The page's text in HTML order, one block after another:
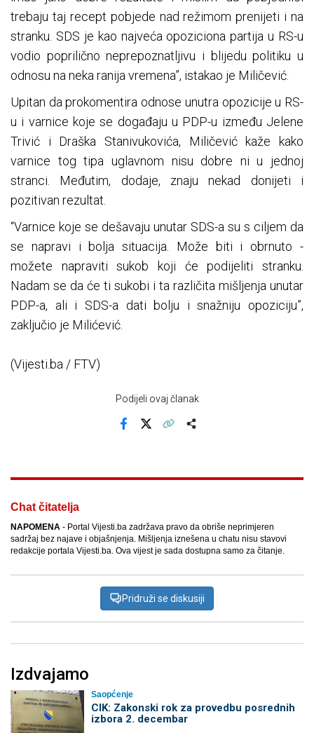
trebaju taj recept pobjede nad režimom prenijeti i na
stranku. SDS je kao najveća opoziciona partija u RS-u
vodio poprilično neprepoznatljivu i blijedu politiku u
odnosu na neka ranija vremena”, istakao je Miličević.
Upitan da prokomentira odnose unutra opozicije u RS-
u i varnice koje se događaju u PDP-u između Jelene
Trivić i Draška Stanivukovića, Miličević kaže kako
varnice tog tipa uglavnom nisu dobre ni u jednoj
stranci. Međutim, dodaje, znaju nekad donijeti i
pozitivan rezultat.
“Varnice koje se dešavaju unutar SDS-a su s ciljem da
se napravi i bolja situacija. Može biti i obrnuto -
možete napraviti sukob koji će podijeliti stranku.
Nadam se da će ti sukobi i ta različita mišljenja unutar
PDP-a, ali i SDS-a dati bolju i snažniju opoziciju”,
zaključio je Milićević.
(Vijesti.ba / FTV)
Podijeli ovaj članak
Chat čitatelja
NAPOMENA - Portal Vijesti.ba zadržava pravo da obriše neprimjeren
sadržaj bez najave i objašnjenja. Mišljenja iznešena u chatu nisu stavovi
redakcije portala Vijesti.ba. Ova vijest je sada dostupna samo za čitanje.
Pridruži se diskusiji
Izdvajamo
Saopćenje
CIK: Zakonski rok za provedbu posrednih
izbora 2. decembar